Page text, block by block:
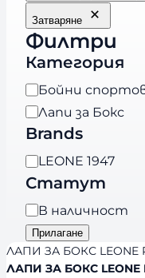
Затваряне
Филтри
Категория
К
а
т
г
о
р
и
я
Бойни
Лапи за Бокс
Brands
B
r
a
n
d
s
LEONE 1947
Статут
Н
а
л
и
В наличност
Прилагане
ЛАПИ ЗА БОКС LEONE
ЛАПИ ЗА БОКС LEONE